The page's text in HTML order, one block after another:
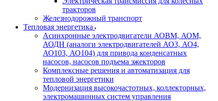
тракторов
Железнодорожный транспорт
Тепловая энергетика
Асинхронные электродвигатели АОВМ, АОМ,
АОДН (аналоги электродвигателей АО3, АО4,
АО103, АО104) для привода конденсатных
насосов, насосов подъема эжекторов
Комплексные решения и автоматизация для
тепловой энергетики
Модернизация высокочастотных, коллекторных,
электромашинных систем управления